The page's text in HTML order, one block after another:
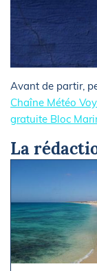
Avant de partir,
Chaîne Météo
gratuite Bloc
La